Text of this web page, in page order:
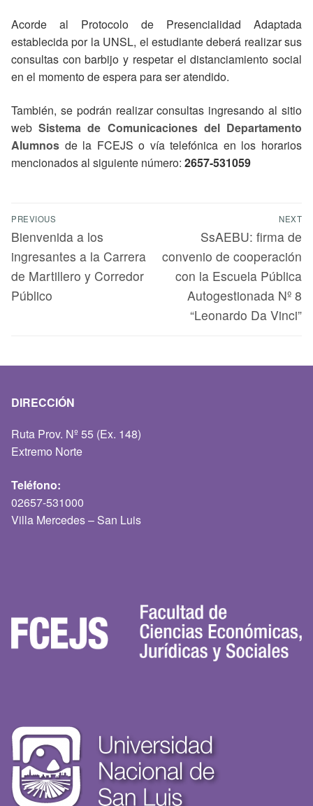
Acorde al Protocolo de Presencialidad Adaptada
establecida por la UNSL, el estudiante deberá realizar sus
consultas con barbijo y respetar el distanciamiento social
en el momento de espera para ser atendido.
También, se podrán realizar consultas ingresando al sitio
webSistema de Comunicaciones del Departamento
Alumnos de la FCEJS o vía telefónica en los horarios
mencionados al siguiente número: 2657-531059
PREVIOUS
Bienvenida a los
ingresantes a la Carrera
de Martillero y Corredor
Público
NEXT
SsAEBU: firma de
convenio de cooperación
con la Escuela Pública
Autogestionada Nº 8
“Leonardo Da Vinci”
DIRECCIÓN
Ruta Prov. Nº 55 (Ex. 148)
Extremo Norte
Teléfono:
02657-531000
Villa Mercedes – San Luis